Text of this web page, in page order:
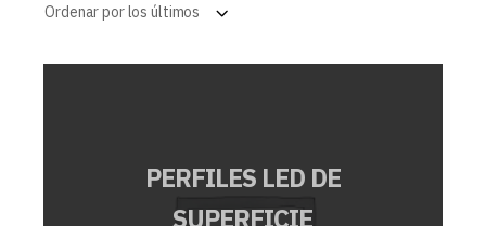
Ordenar por los últimos
PERFILES LED DE
SUPERFICIE